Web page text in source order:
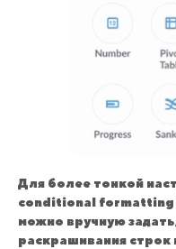
Для более тонкой
conditional formatting
можно вручную
раскрашивания строк